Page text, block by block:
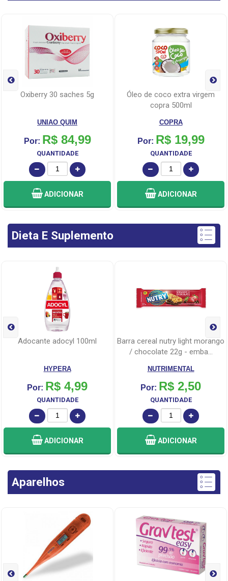
oxiberry 30 saches 5g
UNIAO QUIM
Por: R$ 84,99
QUANTIDADE
ADICIONAR
óleo de coco extra virgem
copra 500ml
COPRA
Por: R$ 19,99
QUANTIDADE
ADICIONAR
Dieta E Suplemento
adocante adocyl 100ml
HYPERA
Por: R$ 4,99
QUANTIDADE
ADICIONAR
barra cereal nutry light morango
/ chocolate 22g - emba...
NUTRIMENTAL
Por: R$ 2,50
QUANTIDADE
ADICIONAR
Aparelhos